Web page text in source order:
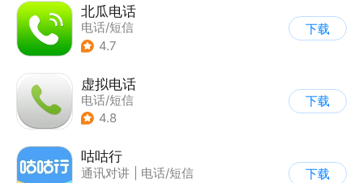
北瓜电话
电话/短信
4.7
下载
虚拟电话
电话/短信
4.8
下载
咕咕行
通讯对讲
电话/短信
下载